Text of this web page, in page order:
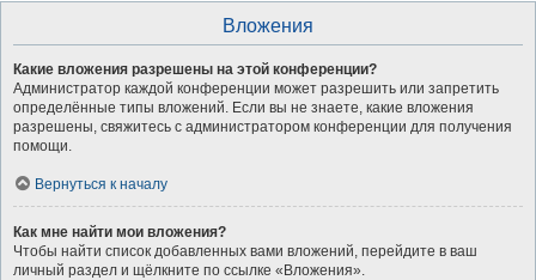
Вложения
Какие вложения разрешены на этой конференции?
Администратор каждой конференции может разрешить или запретить
определённые типы вложений. Если вы не знаете, какие вложения
разрешены, свяжитесь с администратором конференции для получения
помощи.
Вернуться к началу
Как мне найти мои вложения?
Чтобы найти список добавленных вами вложений, перейдите в ваш
личный раздел и щёлкните по ссылке «Вложения».